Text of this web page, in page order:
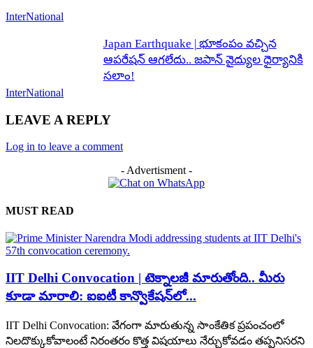
InterNational
InterNational
Japan Earthquake | భూకంపం వచ్చిన
ఆపరేషన్ ఆగలేదు.. జపాన్ వైద్యుల ధైర్యానికి
సలాం!
LEAVE A REPLY
Log in to leave a comment
- Advertisment -
MUST READ
IIT Delhi Convocation | టెక్నాలజీ మారుతోంది.. మీరు
కూడా మారాలి: ఐఐటీ కాన్వొకేషన్‌లో...
IIT Delhi Convocation: వేగంగా మారుతున్న సాంకేతిక ప్రపంచంలో
నిలదొక్కుకోవాలంటే నిరంతరం కొత్త విషయాలు నేర్చుకోవడం తప్పనిసరని